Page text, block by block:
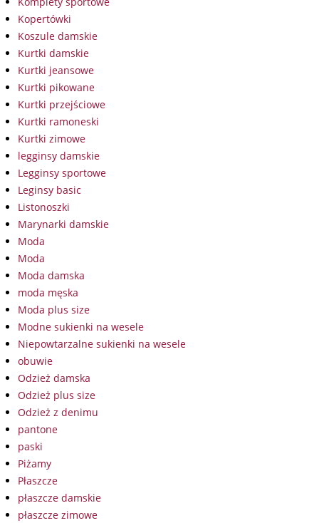
Kopertówki
Koszule damskie
Kurtki damskie
Kurtki jeansowe
Kurtki pikowane
Kurtki przejściowe
Kurtki ramoneski
Kurtki zimowe
legginsy damskie
Legginsy sportowe
Leginsy basic
Listonoszki
Marynarki damskie
Moda
Moda
Moda damska
moda męska
Moda plus size
Modne sukienki na wesele
Niepowtarzalne sukienki na wesele
obuwie
Odzież damska
Odzież plus size
Odzież z denimu
pantone
paski
Piżamy
Płaszcze
płaszcze damskie
płaszcze zimowe